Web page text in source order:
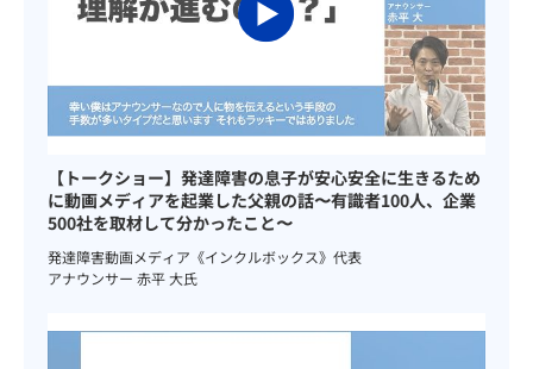
【トークショー】発達障害の息子が安心安全に生きるため
に動画メディアを起業した父親の話〜有識者100人、企業
500社を取材して分かったこと〜
発達障害動画メディア《インクルボックス》代表
アナウンサー 赤平 大氏